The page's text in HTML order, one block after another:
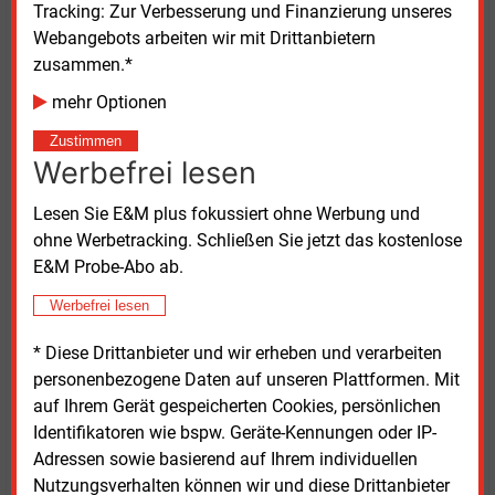
Tracking: Zur Verbesserung und Finanzierung unseres
Webangebots arbeiten wir mit Drittanbietern
zusammen.*
mehr Optionen
Zustimmen
Werbefrei lesen
Lesen Sie E&M plus fokussiert ohne Werbung und
ohne Werbetracking. Schließen Sie jetzt das kostenlose
E&M Probe-Abo ab.
Werbefrei lesen
* Diese Drittanbieter und wir erheben und verarbeiten
personenbezogene Daten auf unseren Plattformen. Mit
auf Ihrem Gerät gespeicherten Cookies, persönlichen
Identifikatoren wie bspw. Geräte-Kennungen oder IP-
Adressen sowie basierend auf Ihrem individuellen
Nutzungsverhalten können wir und diese Drittanbieter
Abschattungseffekte seien bereits bekannt gewesen
als die Unternehmen Milliarden für die Flächen in der
Nordsee geboten haben, so Haefke.
Politischer Gegenwind
Nina Scheer, energiepolitische Sprecherin der SPD-
Fraktion, kritisiert den Vorstoß der Unternehmen und
der Bundestagsabgeordnete der Grünen und
Berichterstatter für den Bereich Offshore, Alaa
Alhamwi, warnt davor, dass bei
Windstrom letztlich Gaskraftwerke einspringen
müssen, was das Erreichen der Klimaschutzziele
gefährde.
Carla Geisen von der Deutschen Umwelthilfe (DUH)
unterstreicht, dass der Flächenentwicklungsplan für
dieses Jahr bereits überfällig sei. Und auch das